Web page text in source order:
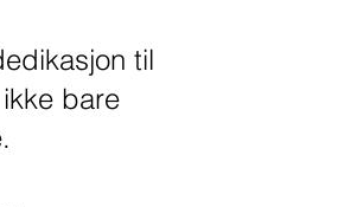
til
bare